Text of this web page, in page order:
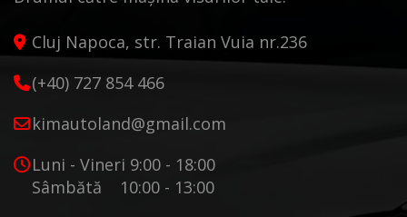
Cluj Napoca, str. Traian Vuia nr.236
(+40) 727 854 466
kimautoland@gmail.com
Luni - Vineri 9:00 - 18:00
Sâmbătă 10:00 - 13:00